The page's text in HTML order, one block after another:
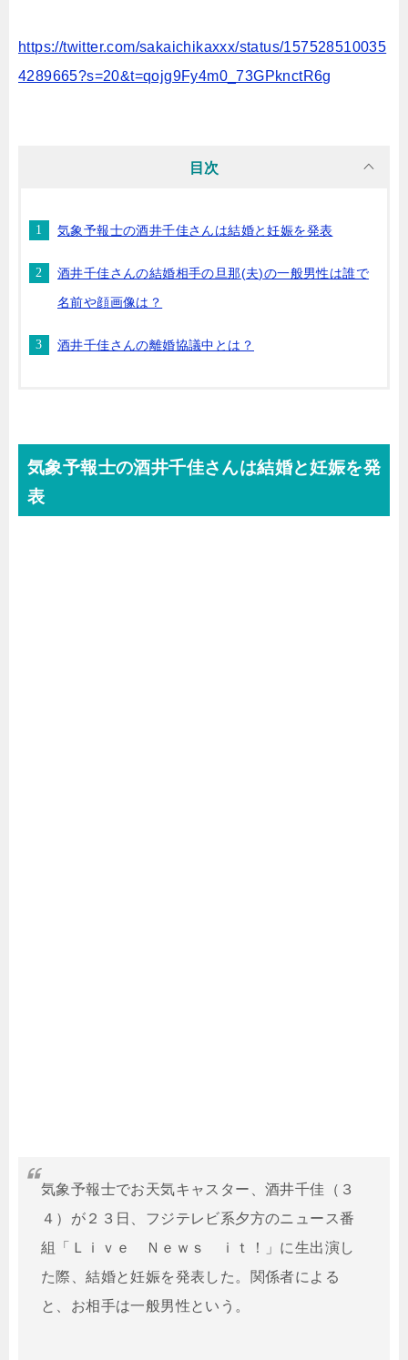
https://twitter.com/sakaichikaxxx/status/157528510035
4289665?s=20&t=qojg9Fy4m0_73GPknctR6g
目次
気象予報士の酒井千佳さんは結婚と妊娠を発表
酒井千佳さんの結婚相手の旦那(夫)の一般男性は誰で
名前や顔画像は？
酒井千佳さんの離婚協議中とは？
気象予報士の酒井千佳さんは結婚と妊娠を発
表
気象予報士でお天気キャスター、酒井千佳（３
４）が２３日、フジテレビ系夕方のニュース番
組「Ｌｉｖｅ Ｎｅｗｓ ｉｔ！」に生出演し
た際、結婚と妊娠を発表した。関係者による
と、お相手は一般男性という。